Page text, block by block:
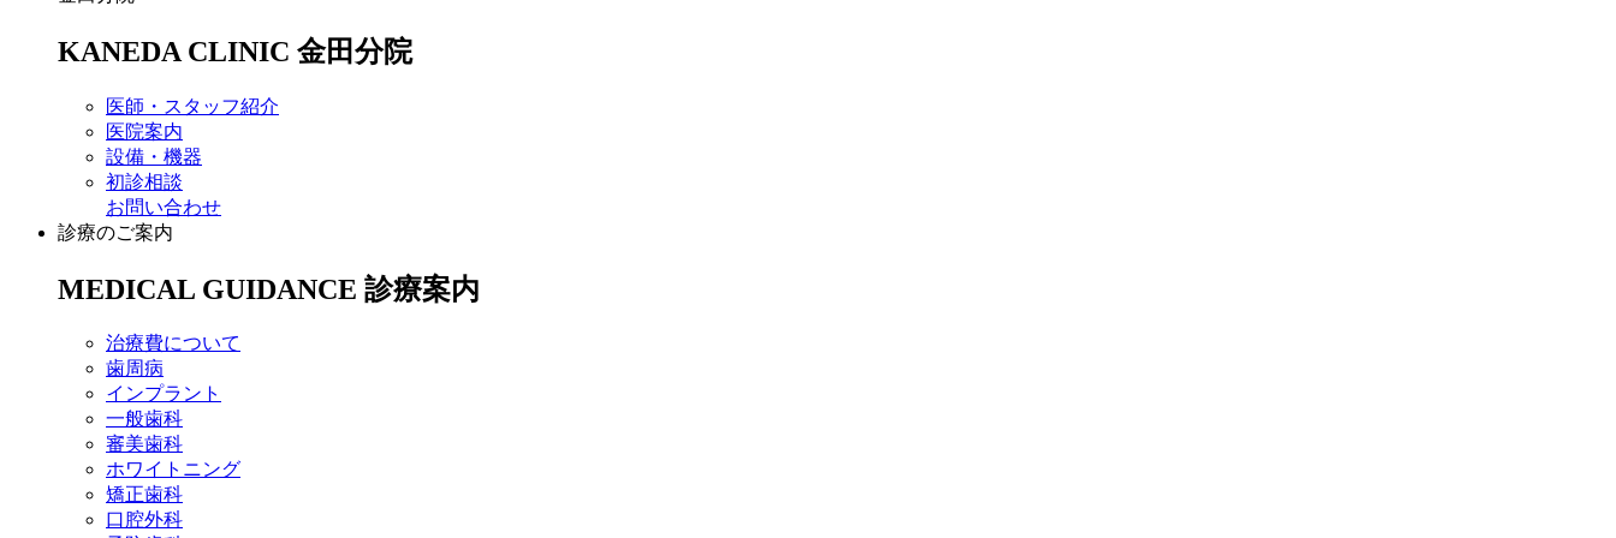
KANEDA CLINIC 金田分院
医師・スタッフ紹介
医院案内
設備・機器
初診相談
お問い合わせ
診療のご案内
MEDICAL GUIDANCE 診療案内
治療費について
歯周病
インプラント
一般歯科
審美歯科
ホワイトニング
矯正歯科
口腔外科